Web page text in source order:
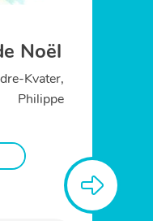
Noël
Kvater,
Philippe
Noël